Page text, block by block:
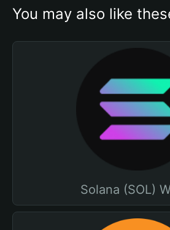
You may also like
Solana (SOL)